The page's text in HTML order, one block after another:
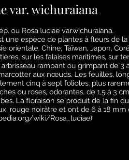
var. wichuraiana
ou Rosa luciae var.wichuraiana.
une espèce de plantes à fleurs de
orientale, Chine, Taïwan, Japon,
sur les falaises maritimes, sur
rampant ou grimpant de 3
aux nœuds. Les feuilles,
cinq à sept folioles, plus
ou roses, odorantes, de 1,5 à 3
La floraison se produit de la fin
rouge noirâtre et ont de 6 à 18 mm
wiki/Rosa_luciae)